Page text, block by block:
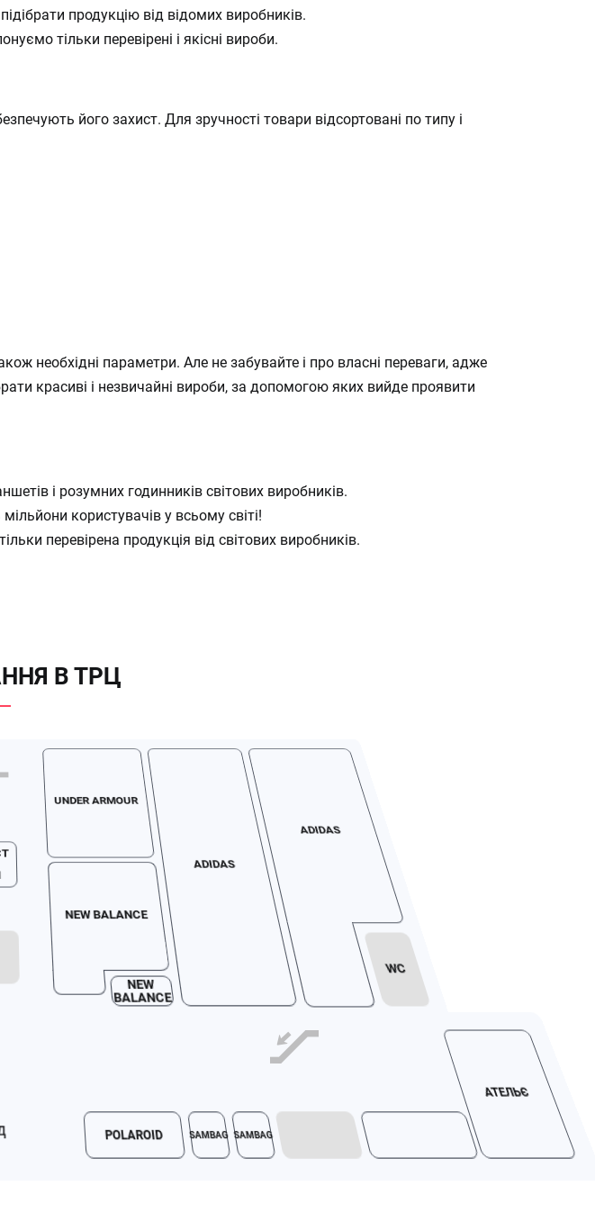
продукцію від відомих виробників.
тільки перевірені і якісні вироби.
його захист. Для зручності товари відсортовані по типу і
необхідні параметри. Але не забувайте і про власні переваги, адже
красиві і незвичайні вироби, за допомогою яких вийде проявити
і розумних годинників світових виробників.
користувачів у всьому світі!
перевірена продукція від світових виробників.
В ТРЦ
UNDER ARMOUR
NEW BALANCE
NEW
BALANCE
ADIDAS
ADIDAS
WC
POLAROID SAMBAG SAMBAG
АТЕЛЬЄ